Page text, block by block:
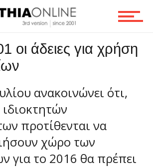
oι άδειες για χρήση
ανακοινώνει ότι,
προτίθενται να
χώρο των
για το 2016 θα πρέπει